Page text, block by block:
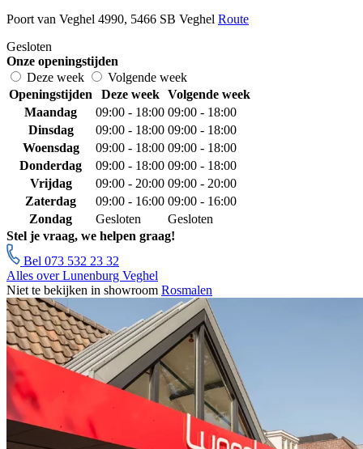
Poort van Veghel 4990, 5466 SB Veghel Route
Gesloten
Onze openingstijden
Deze week
Volgende week
Openingstijden
Deze week
Volgende week
Maandag
09:00 - 18:00 09:00 - 18:00
Dinsdag
09:00 - 18:00 09:00 - 18:00
Woensdag
09:00 - 18:00 09:00 - 18:00
Donderdag
09:00 - 18:00 09:00 - 18:00
Vrijdag
09:00 - 20:00 09:00 - 20:00
Zaterdag
09:00 - 16:00 09:00 - 16:00
Zondag
Gesloten
Gesloten
Stel je vraag, we helpen graag!
Bel 073 532 23 32
Alles over Lunenburg Veghel
Niet te bekijken in showroom Rosmalen